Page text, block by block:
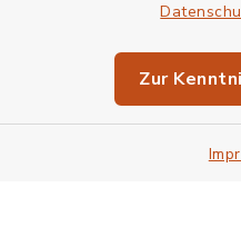
Zur